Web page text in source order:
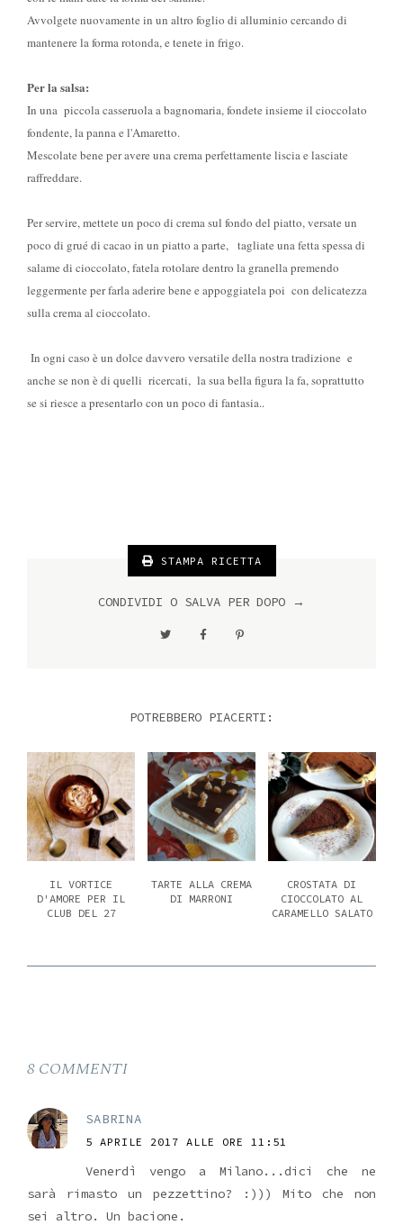
Avvolgete nuovamente in un altro foglio di alluminio cercando di
mantenere la forma rotonda, e tenete in frigo.
Per la salsa:
In una piccola casseruola a bagnomaria, fondete insieme il cioccolato
fondente, la panna e l'Amaretto.
Mescolate bene per avere una crema perfettamente liscia e lasciate
raffreddare.
Per servire, mettete un poco di crema sul fondo del piatto, versate un
poco di grué di cacao in un piatto a parte, tagliate una fetta spessa di
salame di cioccolato, fatela rotolare dentro la granella premendo
leggermente per farla aderire bene e appoggiatela poi con delicatezza
sulla crema al cioccolato.
In ogni caso è un dolce davvero versatile della nostra tradizione e
anche se non è di quelli ricercati, la sua bella figura la fa, soprattutto
se si riesce a presentarlo con un poco di fantasia..
STAMPA RICETTA
CONDIVIDI O SALVA PER DOPO →
POTREBBERO PIACERTI:
IL VORTICE
D'AMORE PER IL
CLUB DEL 27
TARTE ALLA CREMA
DI MARRONI
CROSTATA DI
CIOCCOLATO AL
CARAMELLO SALATO
8 COMMENTI
SABRINA
5 APRILE 2017 ALLE ORE 11:51
Venerdì vengo a Milano...dici che ne
sarà rimasto un pezzettino? :))) Mito che non
sei altro. Un bacione.